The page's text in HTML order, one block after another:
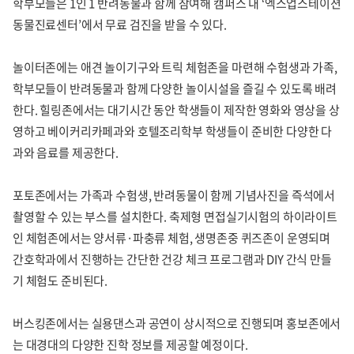
동물진료센터’에서 무료 검진을 받을 수 있다.
놀이터존에는 애견 놀이기구와 트릭 체험존을 마련해 수험생과 가족,
학부모들이 반려동물과 함께 다양한 놀이시설을 즐길 수 있도록 배려
한다. 힐링존에서는 대기시간 동안 학생들이 제작한 영화와 영상을 상
영하고 베이커리카페과와 호텔조리학부 학생들이 준비한 다양한 다
과와 음료를 제공한다.
포토존에서는 가족과 수험생, 반려동물이 함께 기념사진을 즉석에서
촬영할 수 있는 부스를 설치한다. 축제형 면접실기시험의 하이라이트
인 체험존에서는 양서류·파충류 체험, 생명존중 퀴즈존이 운영되며
간호학과에서 진행하는 간단한 건강 체크 프로그램과 DIY 간식 만들
기 체험도 준비된다.
버스킹존에서는 실용댄스과 공연이 상시적으로 진행되며 홍보존에서
는 대경대의 다양한 진학 정보를 제공할 예정이다.